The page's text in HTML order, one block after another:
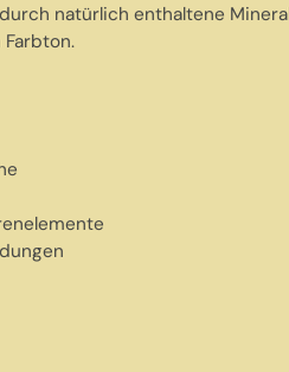
natürlich enthaltene